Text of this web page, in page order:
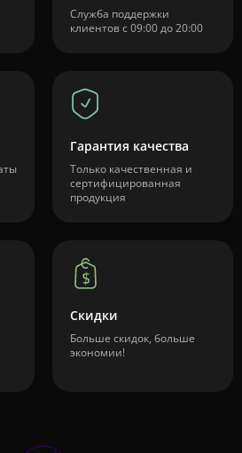
Служба поддержки
клиентов с 09:00 до 20:00
Гарантия качества
Только качественная и
сертифицированная
продукция
Скидки
Больше скидок, больше
экономии!